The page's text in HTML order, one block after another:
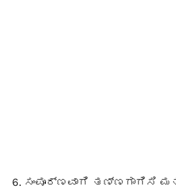
ಸಂಪೂರ್ಣವಾಗಿ ತಣ್ಣಗಾಗಿಸಿ